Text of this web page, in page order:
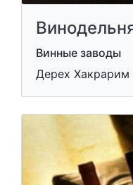
Винные заводы
Дерех